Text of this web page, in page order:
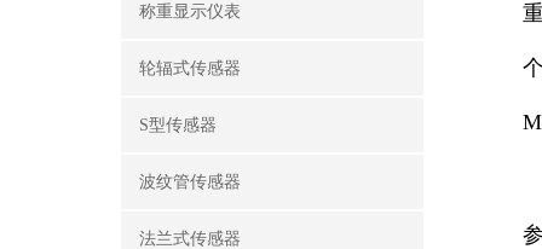
称重显示仪表
轮辐式传感器
S型传感器
波纹管传感器
法兰式传感器